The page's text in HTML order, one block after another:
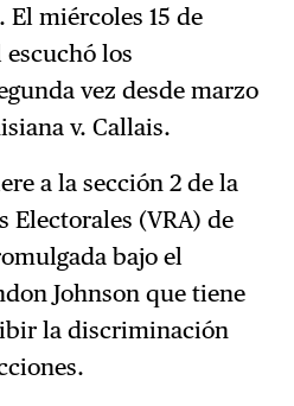
El miércoles 15 de
los
vez desde marzo
v. Callais.
a la sección 2 de la
Electorales (VRA) de
bajo el
Johnson que tiene
la discriminación